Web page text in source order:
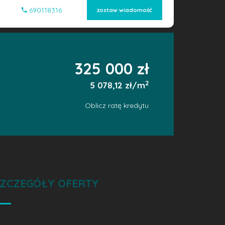
690118316 zostaw wiadomość
325 000 zł
5 078,12 zł/m2
Oblicz ratę kredytu
OFERTY